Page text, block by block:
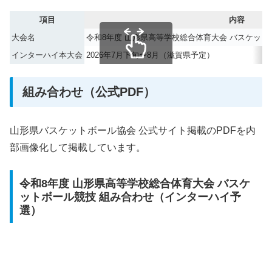
項目
内容
大会名
令和8年度 山形県高等学校総合体育大会 バスケッ
インターハイ本大会 2026年7月下旬〜8月（滋賀県予定）
組み合わせ（公式PDF）
山形県バスケットボール協会 公式サイト掲載のPDFを内
部画像化して掲載しています。
令和8年度 山形県高等学校総合体育大会 バスケ
ットボール競技 組み合わせ（インターハイ予
選）